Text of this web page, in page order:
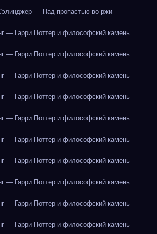
— Над пропастью во ржи
— Гарри Поттер и философский камень
— Гарри Поттер и философский камень
— Гарри Поттер и философский камень
— Гарри Поттер и философский камень
— Гарри Поттер и философский камень
— Гарри Поттер и философский камень
— Гарри Поттер и философский камень
— Гарри Поттер и философский камень
— Гарри Поттер и философский камень
— Гарри Поттер и философский камень